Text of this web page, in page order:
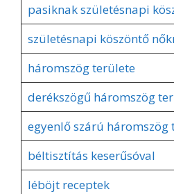
pasiknak születésnapi
születésnapi köszöntő
háromszög területe
derékszögű háromszög
egyenlő szárú háromszög
béltisztítás keserűsóval
léböjt receptek